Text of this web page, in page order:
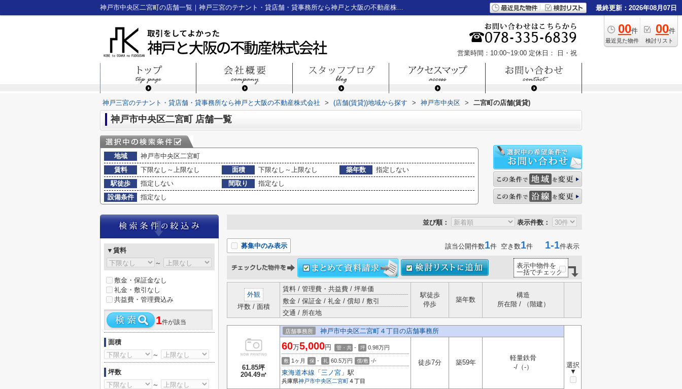
神戸市中央区二宮町の店舗一覧｜神戸三宮のテナント・貸店舗・貸事務所なら神戸と大阪の不動産株式会社 最終更新：2026年08月07日
00件
最近見た物件
00件
検討リスト
営業時間：10:00~19:00 定休日： 日・祝
神戸三宮のテナント・貸店舗・貸事務所なら神戸と大阪の不動産株式会社 > (店舗(賃貸))地域から探す > 神戸市中央区 > 二宮町の店舗(賃貸)
神戸市中央区二宮町 店舗一覧
地域
神戸市中央区二宮町
賃料
下限なし～上限なし 面積 下限なし～上限なし 築年数
指定しない
駅徒歩
指定しない 間取り
指定なし
設備条件
指定なし
並び順： 表示件数：
募集中のみ表示 該当公開件数1件 空き数1件 1-1件表示
表示中物件を
一括でチェック
外観
坪数 / 面積
賃料 / 管理費・共益費 / 坪単価
敷金 / 保証金 / 礼金 / 償却 / 敷引
交通 / 所在地
駅徒歩
停歩
築年数
構造
所在階 / （階建）
61.85坪
204.49㎡
店舗事務所 神戸市中央区二宮町４丁目の店舗事務所
選択
▼
60万5,000円 管・共 - 坪 0.98万円
敷 1ヶ月 保 - 礼 60.5万円 償/敷 -/-
東海道本線 「 三ノ宮 」駅
兵庫県神戸市中央区 二宮町 ４丁目
徒歩7分 築59年
軽量鉄骨
-/（-）
▼賃料
～
敷金・保証金なし
礼金・敷引なし
共益費・管理費込み
1件が該当
面積
～
坪数
～